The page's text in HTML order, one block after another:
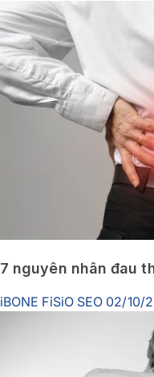
7 nguyên nhân đau
iBONE FiSiO SEO 02/10/